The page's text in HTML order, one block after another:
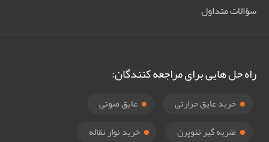
سؤالات متداول
راه حل هایی برای مراجعه کنندگان:
خرید عایق حرارتی
عایق صوتی
ضربه گیر نئوپرن
خرید نوار نقاله